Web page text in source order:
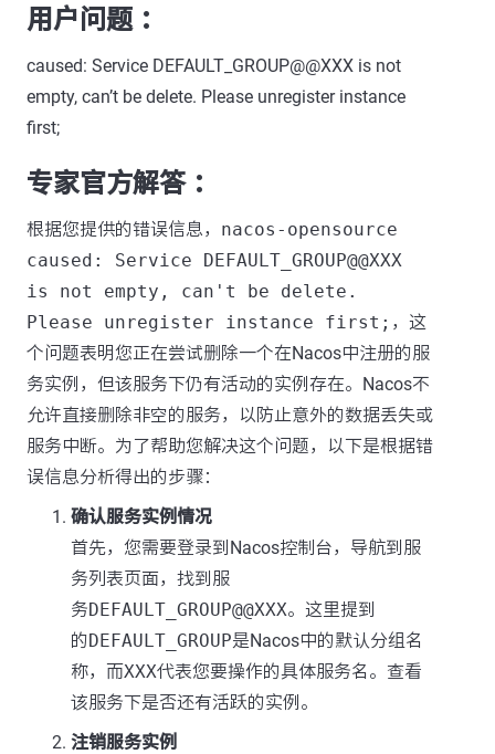
用户问题 ：
caused: Service DEFAULT_GROUP@@XXX is not
empty, can’t be delete. Please unregister instance
first;
专家官方解答 ：
根据您提供的错误信息， nacos-opensource
caused: Service DEFAULT_GROUP@@XXX
is not empty, can't be delete.
Please unregister instance first; ，这
个问题表明您正在尝试删除一个在Nacos中注册的服
务实例，但该服务下仍有活动的实例存在。Nacos不
允许直接删除非空的服务，以防止意外的数据丢失或
服务中断。为了帮助您解决这个问题，以下是根据错
误信息分析得出的步骤：
确认服务实例情况
首先，您需要登录到Nacos控制台，导航到服
务列表页面，找到服
务DEFAULT_GROUP@@XXX。这里提到
的DEFAULT_GROUP是Nacos中的默认分组名
称，而XXX代表您要操作的具体服务名。查看
该服务下是否还有活跃的实例。
注销服务实例